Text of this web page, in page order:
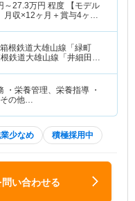
～27.3万円 程度 【モデル
収×12ヶ月＋賞与4ヶ月
根鉄道大雄山線「緑町
鉄道大雄山線「井細田
栄養管理、栄養指導 ・
その他…
少なめ 積極採用中
い合わせる